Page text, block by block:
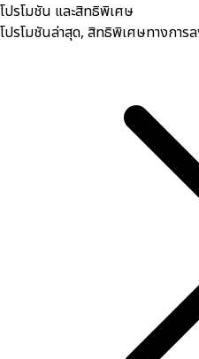
โปรโมชัน และสิทธิพิเศษ
โปรโมชันล่าสุด, สิทธิพิเศษทางการ